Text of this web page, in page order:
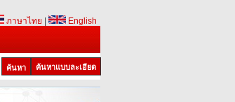
ภาษาไทย
English
ค้นหาแบบละเอียด